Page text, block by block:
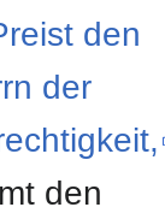
den
der
den